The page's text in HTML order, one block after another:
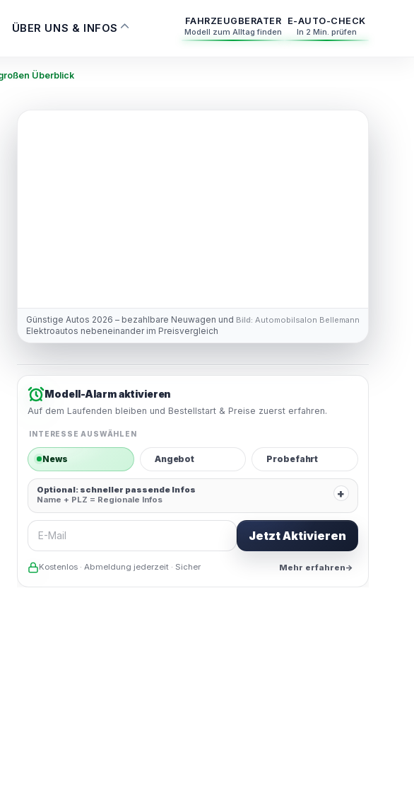
ÜBER UNS & INFOS
FAHRZEUGBERATER
Modell zum Alltag finden
E-AUTO-CHECK
In 2 Min. prüfen
Überblick
Günstige Autos 2026 – bezahlbare Neuwagen und
Elektroautos nebeneinander im Preisvergleich
Bild: Automobilsalon Bellemann
Modell-Alarm aktivieren
Auf dem Laufenden bleiben und Bestellstart & Preise zuerst erfahren.
INTERESSE AUSWÄHLEN
News Angebot Probefahrt
Optional: schneller passende Infos
Name + PLZ = Regionale Infos
+
E-Mail
Jetzt Aktivieren
Kostenlos · Abmeldung jederzeit · Sicher Mehr erfahren→